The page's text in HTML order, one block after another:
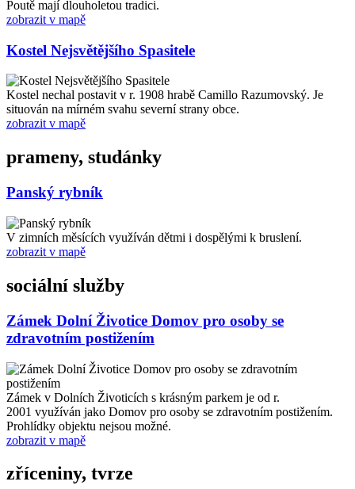
Poutě mají dlouholetou tradici.
zobrazit v mapě
Kostel Nejsvětějšího Spasitele
Kostel nechal postavit v r. 1908 hrabě Camillo Razumovský. Je
situován na mírném svahu severní strany obce.
zobrazit v mapě
prameny, studánky
Panský rybník
V zimních měsících využíván dětmi i dospělými k bruslení.
zobrazit v mapě
sociální služby
Zámek Dolní Životice Domov pro osoby se
zdravotním postižením
Zámek v Dolních Životicích s krásným parkem je od r.
2001 využíván jako Domov pro osoby se zdravotním postižením.
Prohlídky objektu nejsou možné.
zobrazit v mapě
zříceniny, tvrze